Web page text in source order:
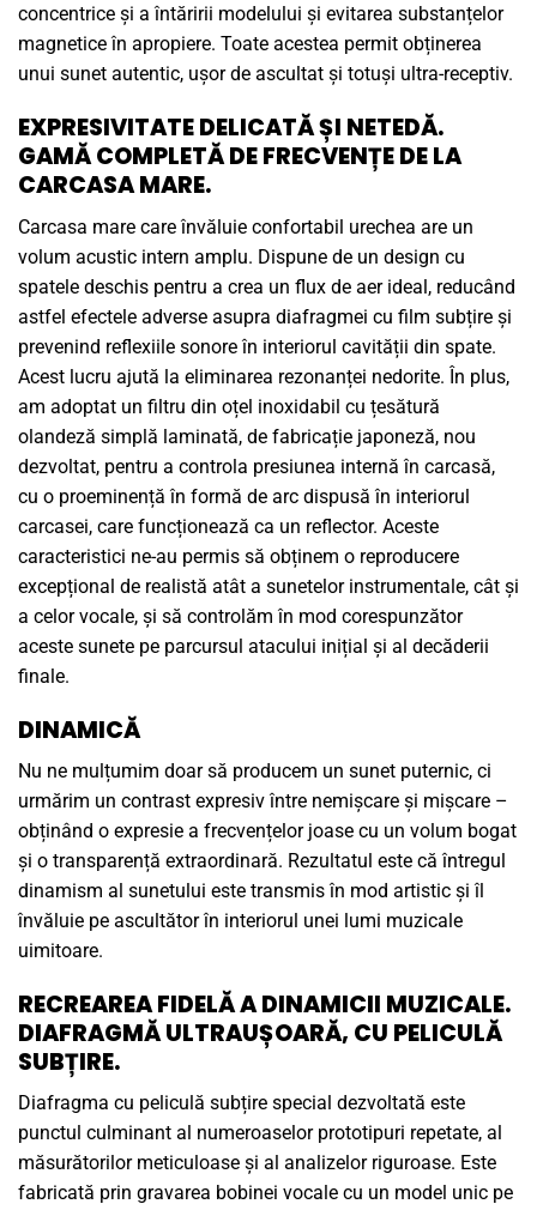
concentrice și a întăririi modelului și evitarea substanțelor
magnetice în apropiere. Toate acestea permit obținerea
unui sunet autentic, ușor de ascultat și totuși ultra-receptiv.
EXPRESIVITATE DELICATĂ ȘI NETEDĂ.
GAMĂ COMPLETĂ DE FRECVENȚE DE LA
CARCASA MARE.
Carcasa mare care învăluie confortabil urechea are un
volum acustic intern amplu. Dispune de un design cu
spatele deschis pentru a crea un flux de aer ideal, reducând
astfel efectele adverse asupra diafragmei cu film subțire și
prevenind reflexiile sonore în interiorul cavității din spate.
Acest lucru ajută la eliminarea rezonanței nedorite. În plus,
am adoptat un filtru din oțel inoxidabil cu țesătură
olandeză simplă laminată, de fabricație japoneză, nou
dezvoltat, pentru a controla presiunea internă în carcasă,
cu o proeminență în formă de arc dispusă în interiorul
carcasei, care funcționează ca un reflector. Aceste
caracteristici ne-au permis să obținem o reproducere
excepțional de realistă atât a sunetelor instrumentale, cât și
a celor vocale, și să controlăm în mod corespunzător
aceste sunete pe parcursul atacului inițial și al decăderii
finale.
DINAMICĂ
Nu ne mulțumim doar să producem un sunet puternic, ci
urmărim un contrast expresiv între nemișcare și mișcare –
obținând o expresie a frecvențelor joase cu un volum bogat
și o transparență extraordinară. Rezultatul este că întregul
dinamism al sunetului este transmis în mod artistic și îl
învăluie pe ascultător în interiorul unei lumi muzicale
uimitoare.
RECREAREA FIDELĂ A DINAMICII MUZICALE.
DIAFRAGMĂ ULTRAUȘOARĂ, CU PELICULĂ
SUBȚIRE.
Diafragma cu peliculă subțire special dezvoltată este
punctul culminant al numeroaselor prototipuri repetate, al
măsurătorilor meticuloase și al analizelor riguroase. Este
fabricată prin gravarea bobinei vocale cu un model unic pe